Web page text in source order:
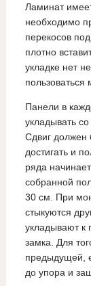
Ламинат
необходимо
перекосов
плотно
укладке нет
пользоваться
Панели в
укладывать
Сдвиг
достигать и
ряда
собранной
30 см. При
стыкуются
укладывают к
замка. Для
предыдущей,
до упора и